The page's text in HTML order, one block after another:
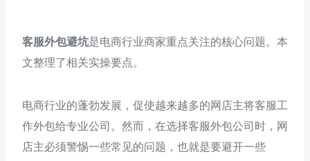
客服外包避坑是电商行业商家重点关注的核心问题。本
文整理了相关实操要点。
电商行业的蓬勃发展，促使越来越多的网店主将客服工
作外包给专业公司。然而，在选择客服外包公司时，网
店主必须警惕一些常见的问题，也就是要避开一些